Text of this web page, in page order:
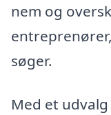
nem og
søger.
Med et